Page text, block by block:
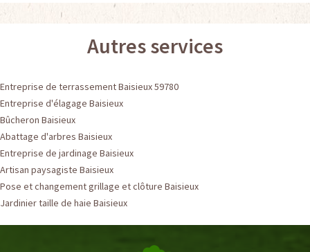
Autres services
Entreprise de terrassement Baisieux 59780
Entreprise d'élagage Baisieux
Bûcheron Baisieux
Abattage d'arbres Baisieux
Entreprise de jardinage Baisieux
Artisan paysagiste Baisieux
Pose et changement grillage et clôture Baisieux
Jardinier taille de haie Baisieux